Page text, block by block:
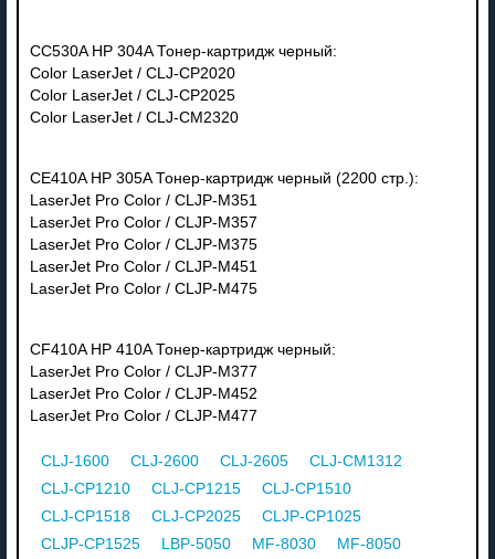
CC530A HP 304A Тонер-картридж черный:
Color LaserJet / CLJ-CP2020
Color LaserJet / CLJ-CP2025
Color LaserJet / CLJ-CM2320
CE410A HP 305A Тонер-картридж черный (2200 стр.):
LaserJet Pro Color / CLJP-M351
LaserJet Pro Color / CLJP-M357
LaserJet Pro Color / CLJP-M375
LaserJet Pro Color / CLJP-M451
LaserJet Pro Color / CLJP-M475
CF410A HP 410A Тонер-картридж черный:
LaserJet Pro Color / CLJP-M377
LaserJet Pro Color / CLJP-M452
LaserJet Pro Color / CLJP-M477
CLJ-1600 CLJ-2600 CLJ-2605
CLJ-CM1312
CLJ-CP1210
CLJ-CP1215
CLJ-CP1510
CLJ-CP1518
CLJ-CP2025
CLJP-CP1025
CLJP-CP1525
LBP-5050 MF-8030 MF-8050